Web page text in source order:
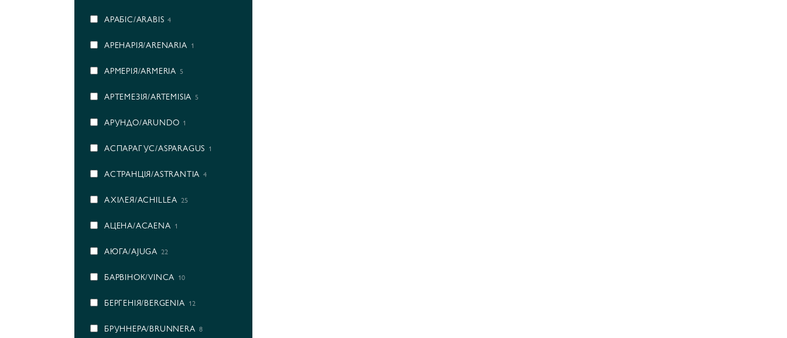
АРАБІС/ARABIS 4
АРЕНАРІЯ/ARENARIA 1
АРМЕРІЯ/ARMERIA 5
АРТЕМЕЗІЯ/ARTEMISIA 5
АРУНДО/ARUNDO 1
АСПАРАГУС/ASPARAGUS 1
АСТРАНЦІЯ/ASTRANTIA 4
АХІЛЕЯ/ACHILLEA 25
АЦЕНА/ACAENA 1
АЮГА/AJUGA 22
БАРВІНОК/VINCA 10
БЕРГЕНІЯ/BERGENIA 12
БРУННЕРА/BRUNNERA 8